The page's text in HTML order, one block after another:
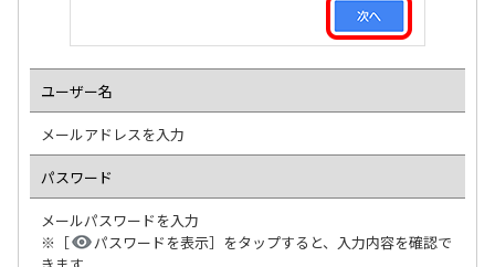
ユーザー名
メールアドレスを入力
パスワード
メールパスワードを入力
※［
パスワードを表示］をタップすると、入力内容を確認で